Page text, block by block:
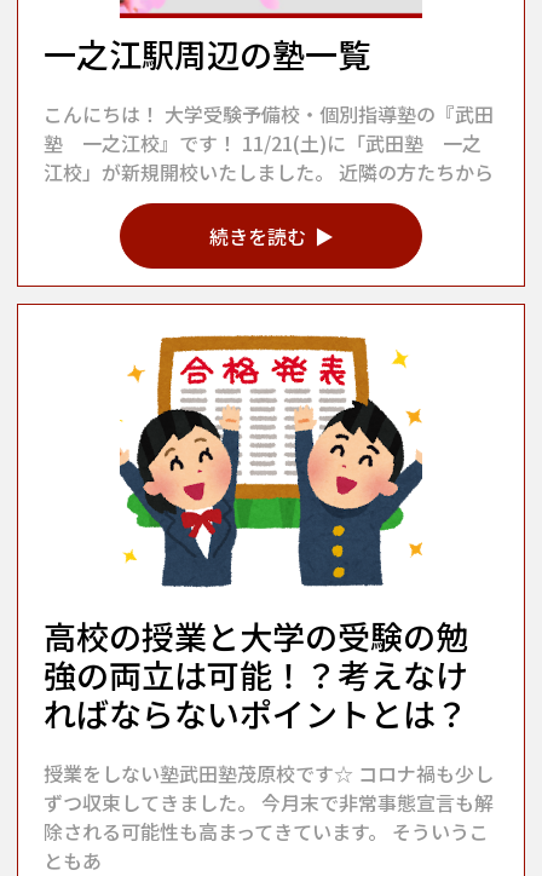
一之江駅周辺の塾一覧
こんにちは！ 大学受験予備校・個別指導塾の『武田
塾 一之江校』です！ 11/21(土)に「武田塾 一之
江校」が新規開校いたしました。 近隣の方たちから
続きを読む
高校の授業と大学の受験の勉
強の両立は可能！？考えなけ
ればならないポイントとは？
授業をしない塾武田塾茂原校です☆ コロナ禍も少し
ずつ収束してきました。 今月末で非常事態宣言も解
除される可能性も高まってきています。 そういうこ
ともあ